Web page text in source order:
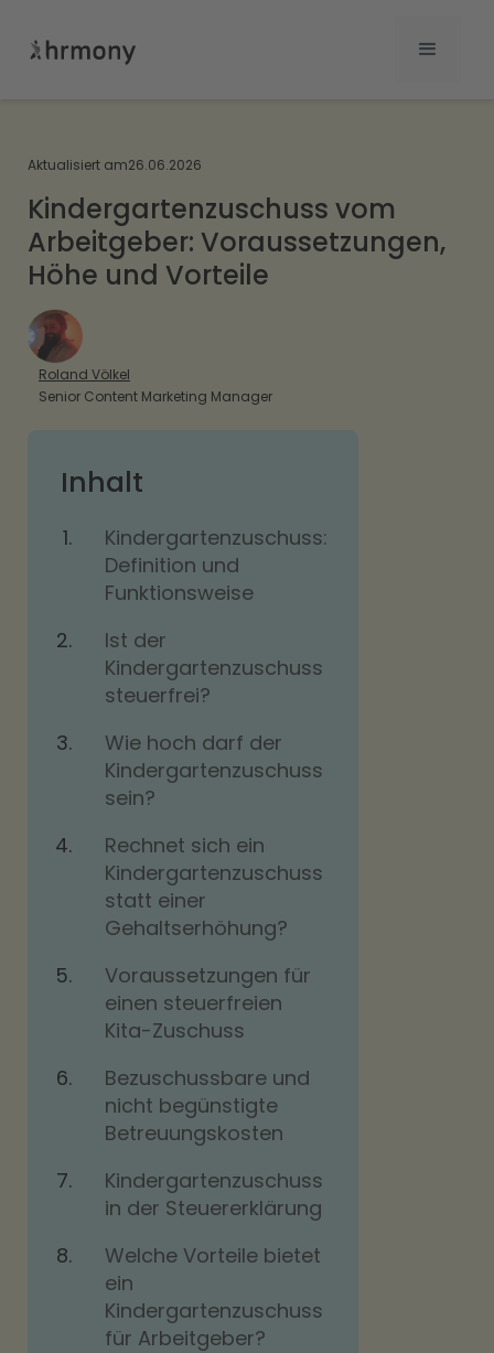
Aktualisiert am26.06.2026
Kindergartenzuschuss vom
Arbeitgeber: Voraussetzungen,
Höhe und Vorteile
Roland Völkel
Senior Content Marketing Manager
Inhalt
Kindergartenzuschuss:
Definition und
Funktionsweise
Ist der
Kindergartenzuschuss
steuerfrei?
Wie hoch darf der
Kindergartenzuschuss
sein?
Rechnet sich ein
Kindergartenzuschuss
statt einer
Gehaltserhöhung?
Voraussetzungen für
einen steuerfreien
Kita-Zuschuss
Bezuschussbare und
nicht begünstigte
Betreuungskosten
Kindergartenzuschuss
in der Steuererklärung
Welche Vorteile bietet
ein
Kindergartenzuschuss
für Arbeitgeber?